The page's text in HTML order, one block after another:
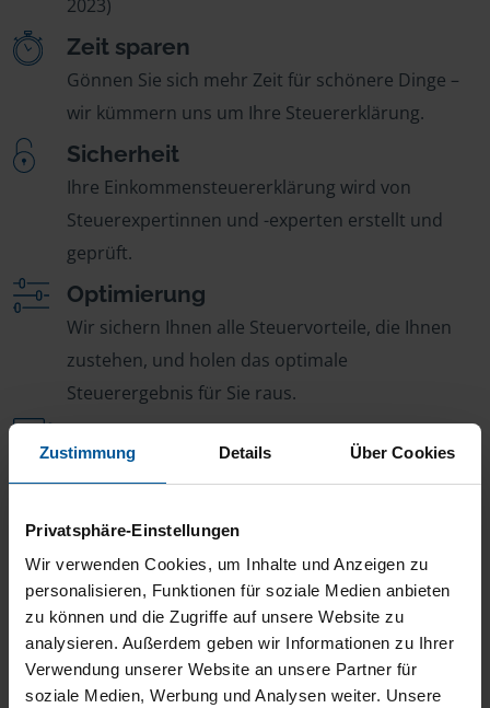
Zustimmung Details Über Cookies
Privatsphäre-Einstellungen
Wir verwenden Cookies, um Inhalte und Anzeigen zu
personalisieren, Funktionen für soziale Medien anbieten
zu können und die Zugriffe auf unsere Website zu
analysieren. Außerdem geben wir Informationen zu Ihrer
Verwendung unserer Website an unsere Partner für
soziale Medien, Werbung und Analysen weiter. Unsere
2023)
Zeit sparen
Gönnen Sie sich mehr Zeit für schönere Dinge –
wir kümmern uns um Ihre Steuererklärung.
Sicherheit
Ihre Einkommensteuererklärung wird von
Steuerexpertinnen und -experten erstellt und
geprüft.
Optimierung
Wir sichern Ihnen alle Steuervorteile, die Ihnen
zustehen, und holen das optimale
Steuerergebnis für Sie raus.
Bei Fragen zur Steuer ist Ihre VLH-Beratungsstelle
Fairer Beitrag
Sie zahlen für alle unsere Leistungen nur einen
jährlichen Mitgliedsbeitrag, der sich nach Ihren
Jahreseinnahmen richtet.